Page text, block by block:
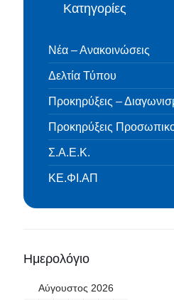
Κατηγορίες
Νέα – Ανακοινώσεις
Δελτία Τύπου
Προκηρύξεις –
Προκηρύξεις
Σ.Α.Ε.Κ.
ΚΕ.ΦΙ.ΑΠ
Ημερολόγιο
Αύγουστος 2026